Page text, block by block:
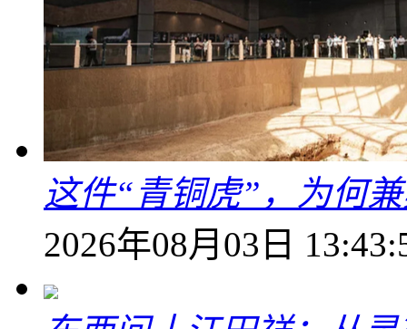
这件“青铜虎”，为何
2026年08月03日